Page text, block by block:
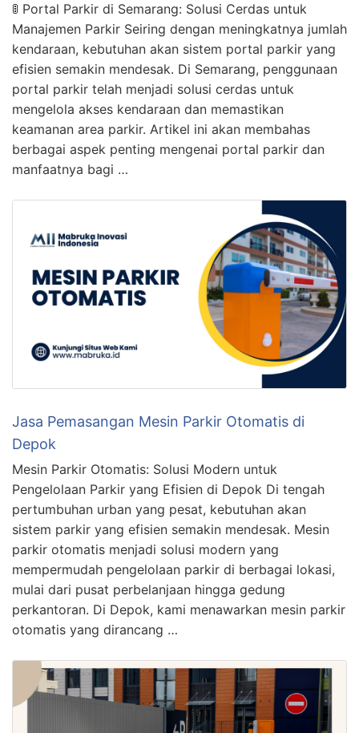
🚦 Portal Parkir di Semarang: Solusi Cerdas untuk
Manajemen Parkir Seiring dengan meningkatnya jumlah
kendaraan, kebutuhan akan sistem portal parkir yang
efisien semakin mendesak. Di Semarang, penggunaan
portal parkir telah menjadi solusi cerdas untuk
mengelola akses kendaraan dan memastikan
keamanan area parkir. Artikel ini akan membahas
berbagai aspek penting mengenai portal parkir dan
manfaatnya bagi …
Jasa Pemasangan Mesin Parkir Otomatis di
Depok
Mesin Parkir Otomatis: Solusi Modern untuk
Pengelolaan Parkir yang Efisien di Depok Di tengah
pertumbuhan urban yang pesat, kebutuhan akan
sistem parkir yang efisien semakin mendesak. Mesin
parkir otomatis menjadi solusi modern yang
mempermudah pengelolaan parkir di berbagai lokasi,
mulai dari pusat perbelanjaan hingga gedung
perkantoran. Di Depok, kami menawarkan mesin parkir
otomatis yang dirancang …